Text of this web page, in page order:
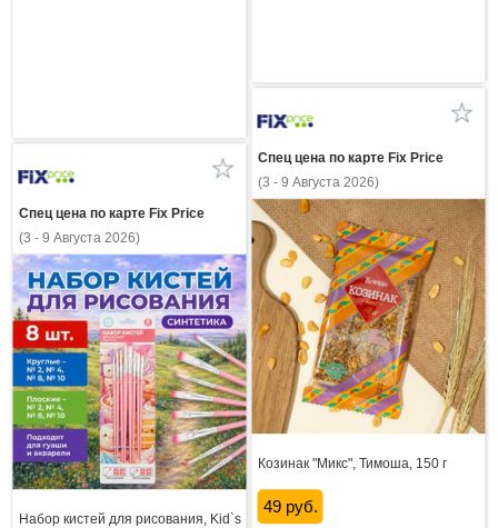
Спец цена по карте Fix Price
(3 - 9 Августа 2026)
Козинак "Микс", Тимоша, 150 г
49 руб.
Спец цена по карте Fix Price
(3 - 9 Августа 2026)
Набор кистей для рисования, Kid`s